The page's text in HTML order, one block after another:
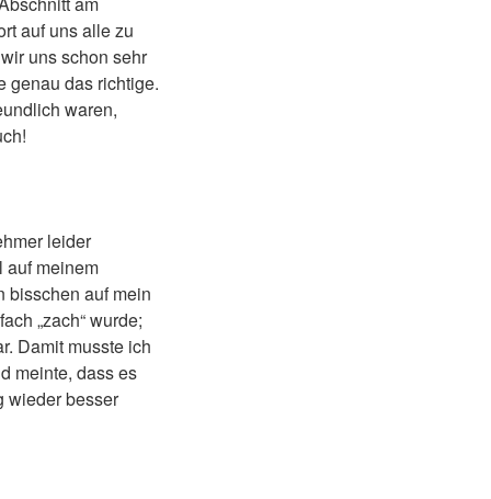
auf uns alle zu
uns schon sehr
genau das richtige.
waren,
leider
auf meinem
bisschen auf mein
„zach“ wurde;
Damit musste ich
meinte, dass es
wieder besser